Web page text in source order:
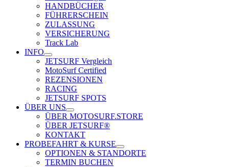
HANDBÜCHER
FÜHRERSCHEIN
ZULASSUNG
VERSICHERUNG
Track Lab
INFO
JETSURF Vergleich
MotoSurf Certified
REZENSIONEN
RACING
JETSURF SPOTS
ÜBER UNS
ÜBER MOTOSURF.STORE
ÜBER JETSURF®
KONTAKT
PROBEFAHRT & KURSE
OPTIONEN & STANDORTE
TERMIN BUCHEN